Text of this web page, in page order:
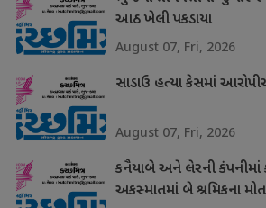
આઠ ખેલી પકડાયા
August 07, Fri, 2026
સાડાઉ હત્યા કેસમાં
August 07, Fri, 2026
કનૈયાબે અને લેરની કંપનીમાં
અકસ્માતમાં બે શ્રમિકના મોત